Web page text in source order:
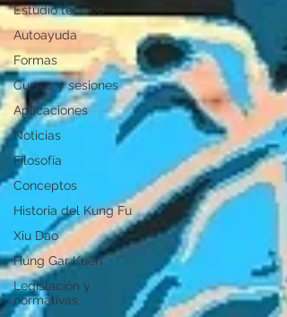
Estudio técnico
Autoayuda
Formas
Cursos y sesiones
Aplicaciones
Noticias
Filosofía
Conceptos
Historia del Kung Fu
Xiu Dao
Hung Gar Kuen
Legislación y
normativas